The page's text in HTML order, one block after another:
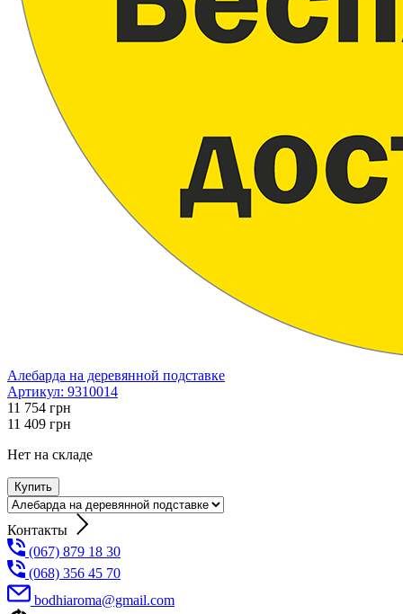
Алебарда на деревянной подставке
Артикул: 9310014
11 754 грн
11 409 грн
Нет на складе
Купить
Контакты
(067) 879 18 30
(068) 356 45 70
bodhiaroma@gmail.com